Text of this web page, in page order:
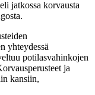
jatkossa korvausta
yhteydessä
potilasvahinkojen
ja
kansiin,